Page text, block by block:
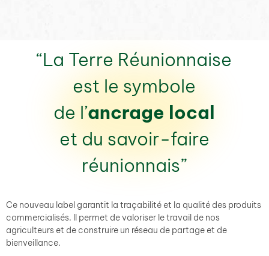
“La Terre Réunionnaise
est le symbole
de l’ancrage local
et du savoir-faire
réunionnais”
Ce nouveau label garantit la traçabilité et la qualité des produits
commercialisés. Il permet de valoriser le travail de nos
agriculteurs et de construire un réseau de partage et de
bienveillance.